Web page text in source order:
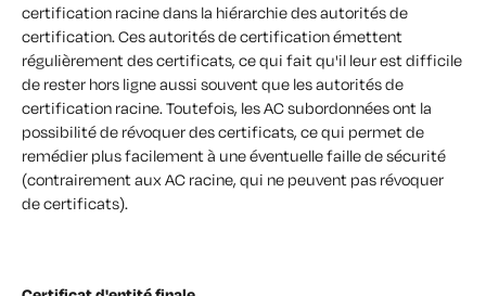
certification racine dans la hiérarchie des autorités de
certification. Ces autorités de certification émettent
régulièrement des certificats, ce qui fait qu'il leur est difficile
de rester hors ligne aussi souvent que les autorités de
certification racine. Toutefois, les AC subordonnées ont la
possibilité de révoquer des certificats, ce qui permet de
remédier plus facilement à une éventuelle faille de sécurité
(contrairement aux AC racine, qui ne peuvent pas révoquer
de certificats).